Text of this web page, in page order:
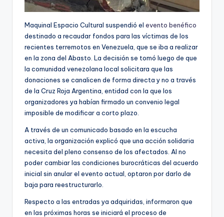
Maquinal Espacio Cultural suspendió el evento benéfico
destinado a recaudar fondos para las víctimas de los
recientes terremotos en Venezuela, que se iba a realizar
en la zona del Abasto. La decisión se tomó luego de que
la comunidad venezolana local solicitara que las
donaciones se canalicen de forma directa y no a través
de la Cruz Roja Argentina, entidad con la que los
organizadores ya habían firmado un convenio legal
imposible de modificar a corto plazo.
A través de un comunicado basado en la escucha
activa, la organización explicó que una acción solidaria
necesita del pleno consenso de los afectados. Al no
poder cambiar las condiciones burocráticas del acuerdo
inicial sin anular el evento actual, optaron por darlo de
baja para reestructurarlo.
Respecto a las entradas ya adquiridas, informaron que
en las próximas horas se iniciará el proceso de